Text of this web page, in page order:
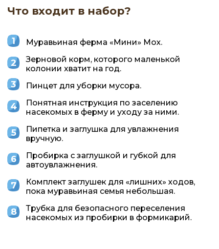
Что входит в набор?
Муравьиная ферма «Мини» Мох.
Зерновой корм, которого маленькой
колонии хватит на год.
Пинцет для уборки мусора.
Понятная инструкция по заселению
насекомых в ферму и уходу за ними.
Пипетка и заглушка для увлажнения
вручную.
Пробирка с заглушкой и губкой для
автоувлажнения.
Комплект заглушек для «лишних» ходов,
пока муравьиная семья небольшая.
Трубка для безопасного переселения
насекомых из пробирки в формикарий.